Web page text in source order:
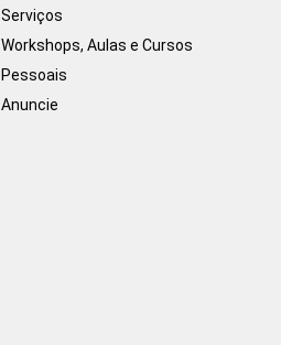
Serviços
Workshops, Aulas e Cursos
Pessoais
Anuncie